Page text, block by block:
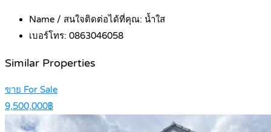
Name / สนใจติดต่อได้ที่คุณ: น้ำใส
เบอร์โทร: 0863046058
Similar Properties
ขาย For Sale
9,500,000฿